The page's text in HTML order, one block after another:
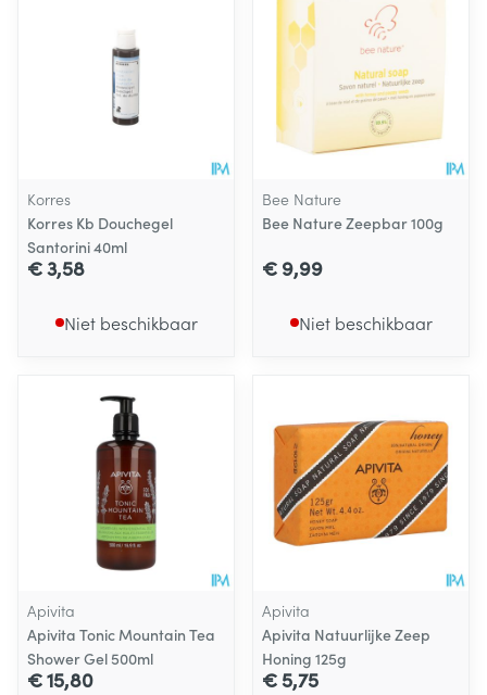
Korres
Korres Kb Douchegel
Santorini 40ml
€ 3,58
Niet beschikbaar
Bee Nature
Bee Nature Zeepbar 100g
€ 9,99
Niet beschikbaar
Apivita
Apivita Tonic Mountain Tea
Shower Gel 500ml
€ 15,80
Apivita
Apivita Natuurlijke Zeep
Honing 125g
€ 5,75